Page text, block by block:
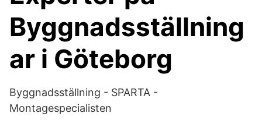
Byggnadsställning
ar i Göteborg
Byggnadsställning - SPARTA -
Montagespecialisten